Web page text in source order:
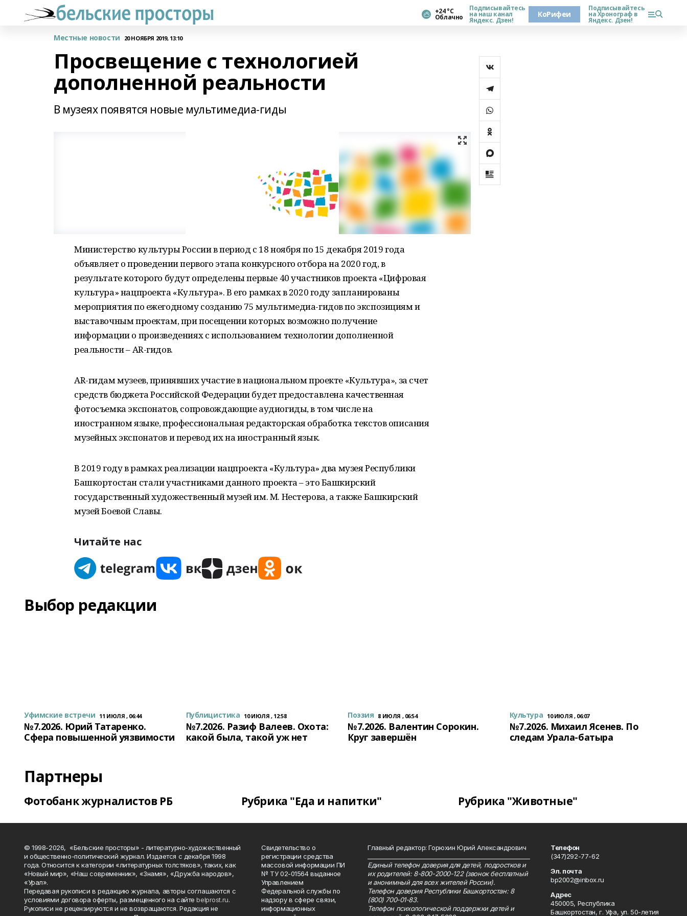
+24 °С
Облачно
Подписывайтесь
на наш канал
Яндекс. Дзен!
КоРифеи
Подписывайтесь
на Хронограф в
Яндекс. Дзен!
Местные новости 20 НОЯБРЯ 2019, 13:10
Просвещение с технологией
дополненной реальности
В музеях появятся новые мультимедиа-гиды
Министерство культуры России в период с 18 ноября по 15 декабря 2019 года
объявляет о проведении первого этапа конкурсного отбора на 2020 год, в
результате которого будут определены первые 40 участников проекта «Цифровая
культура» нацпроекта «Культура». В его рамках в 2020 году запланированы
мероприятия по ежегодному созданию 75 мультимедиа-гидов по экспозициям и
выставочным проектам, при посещении которых возможно получение
информации о произведениях с использованием технологии дополненной
реальности – AR-гидов.
AR-гидам музеев, принявших участие в национальном проекте «Культура», за счет
средств бюджета Российской Федерации будет предоставлена качественная
фотосъемка экспонатов, сопровождающие аудиогиды, в том числе на
иностранном языке, профессиональная редакторская обработка текстов описания
музейных экспонатов и перевод их на иностранный язык.
В 2019 году в рамках реализации нацпроекта «Культура» два музея Республики
Башкортостан стали участниками данного проекта – это Башкирский
государственный художественный музей им. М. Нестерова, а также Башкирский
музей Боевой Славы.
Читайте нас
Выбор редакции
Уфимские встречи 11 ИЮЛЯ , 06:44
№7.2026. Юрий Татаренко.
Сфера повышенной уязвимости
Публицистика 10 ИЮЛЯ , 12:58
№7.2026. Разиф Валеев. Охота:
какой была, такой уж нет
Поэзия 8 ИЮЛЯ , 06:54
№7.2026. Валентин Сорокин.
Круг завершён
Культура 10 ИЮЛЯ , 06:07
№7.2026. Михаил Ясенев. По
следам Урала-батыра
Партнеры
Фотобанк журналистов РБ Рубрика "Еда и напитки" Рубрика "Животные"
© 1998-2026, «Бельские просторы» - литературно-художественный
и общественно-политический журнал. Издается с декабря 1998
года. Относится к категории «литературных толстяков», таких, как
«Новый мир», «Наш современник», «Знамя», «Дружба народов»,
«Урал».
Передавая рукописи в редакцию журнала, авторы соглашаются с
условиями договора оферты, размещенного на сайтеbelprost.ru.
Рукописи не рецензируются и не возвращаются. Редакция не
Свидетельство о
регистрации средства
массовой информации ПИ
№ ТУ 02-01564 выданное
Управлением
Федеральной службы по
надзору в сфере связи,
информационных
Главный редактор: Горюхин Юрий Александрович
Единый телефон доверия для детей, подростков и
их родителей: 8-800-2000-122 (звонок бесплатный
и анонимный для всех жителей России).
Телефон доверия Республики Башкортостан: 8
(800) 700-01-83.
Телефон психологической поддержки детей и
Телефон
(347)292-77-62
Эл. почта
bp2002@inbox.ru
Адрес
450005, Республика
Башкортостан, г. Уфа, ул. 50-летия